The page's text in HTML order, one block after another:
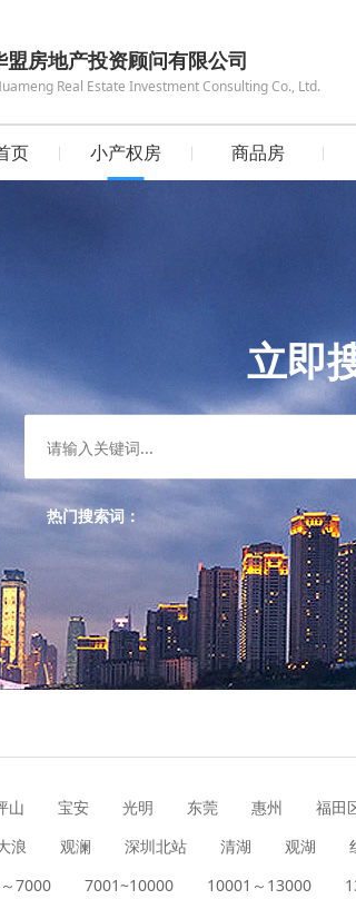
盟房地产投资顾问有限公司
Real Estate Investment Consulting Co., Ltd.
页 小产权房 商品房
立即
热门搜索词：
浪 观澜 深圳北站 清湖 观湖
山 宝安 光明 东莞 惠州 福田
7000 7001~10000 10001～13000